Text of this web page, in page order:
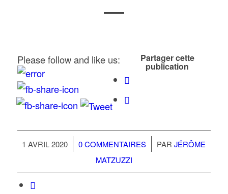
Please follow and like us:
1 AVRIL 2020
/ 0 COMMENTAIRES
/ PARJÉRÔME
MATZUZZI
Partager cette
publication